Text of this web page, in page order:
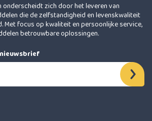
onderscheidt zich door het leveren van
die de zelfstandigheid en levenskwaliteit
Met focus op kwaliteit en persoonlijke service,
betrouwbare oplossingen.